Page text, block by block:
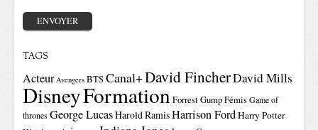
TAGS
Acteur Avengers BTSCanal+David FincherDavid Mills
DisneyFormationForrest GumpFémis Game of
thrones George LucasHarold RamisHarrison FordHarry Potter